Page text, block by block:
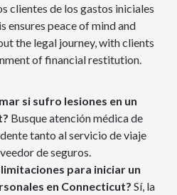
clientes de los gastos iniciales
ensures peace of mind and
the legal journey, with clients
of financial restitution.
si sufro lesiones en un
Busque atención médica de
tanto al servicio de viaje
de seguros.
para iniciar un
en Connecticut? Sí, la